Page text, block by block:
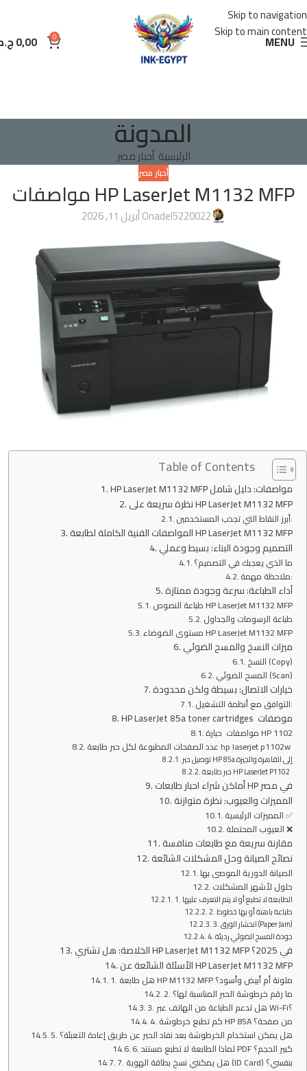
Skip to navigation
Skip to main content
MENU
0
0,00
المدونة
الرئيسية أحبار مصر
أحبار مصر
HP LaserJet M1132 MFP مواصفات
adel5220022On أبريل 11, 2026
Table of Contents
HP LaserJet M1132 MFP مواصفات: دليل شامل
نظرة سريعة على HP LaserJet M1132 MFP
أبرز النقاط التي تجذب المستخدمين:
المواصفات الفنية الكاملة لطابعة HP LaserJet M1132 MFP
التصميم وجودة البناء: بسيط وعملي
ما الذي يعجبك في التصميم؟
ملاحظة مهمة:
أداء الطباعة: سرعة وجودة ممتازة
طباعة النصوص HP LaserJet M1132 MFP
طباعة الرسومات والجداول
مستوى الضوضاء HP LaserJet M1132 MFP
ميزات النسخ والمسح الضوئي
النسخ (Copy)
المسح الضوئي (Scan)
خيارات الاتصال: بسيطة ولكن محدودة
التوافق مع أنظمة التشغيل:
HP LaserJet 85a toner cartridges موصفات
مواصفات حبارة HP 1102
عدد الصفحات المطبوعة لكل حبر طابعة hp laserjet p1102w
توصيل حبر HP 85a إلى القاهرة والجيزة
حبر طابعة HP LaserJet P1102
أماكن شراء احبار طابعات HP في مصر
المميزات والعيوب: نظرة متوازنة
المميزات الرئيسية ✅
العيوب المحتملة ❌
مقارنة سريعة مع طابعات منافسة
نصائح الصيانة وحل المشكلات الشائعة
الصيانة الدورية الموصى بها
حلول لأشهر المشكلات
1. الطابعة لا تطبع أو لا يتم التعرف عليها
2. طباعة باهتة أو بها خطوط
3. انحشار الورق (Paper Jam)
4. جودة المسح الضوئي رديئة
الخلاصة: هل تشتري HP LaserJet M1132 MFP في 2025؟
الأسئلة الشائعة عن HP LaserJet M1132 MFP
1. هل طابعة HP M1132 MFP ملونة أم أبيض وأسود؟
2. ما رقم خرطوشة الحبر المناسبة لها؟
3. هل تدعم الطباعة من الهاتف عبر Wi-Fi؟
4. كم تطبع خرطوشة HP 85A من صفحة؟
5. هل يمكن استخدام الخرطوشة بعد نفاد الحبر عن طريق إعادة التعبئة؟
6. لماذا الطابعة لا تطبع مستند PDF كبير الحجم؟
7. هل يمكنني نسخ بطاقة الهوية (ID Card) بنفسي؟